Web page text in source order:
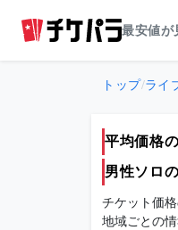
最安値が
トップ/ライ
平均価格
男性ソロ
チケット価
地域ごとの